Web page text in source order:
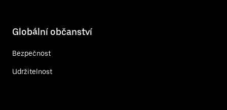
Globální občanství
Bezpečnost
Udržitelnost